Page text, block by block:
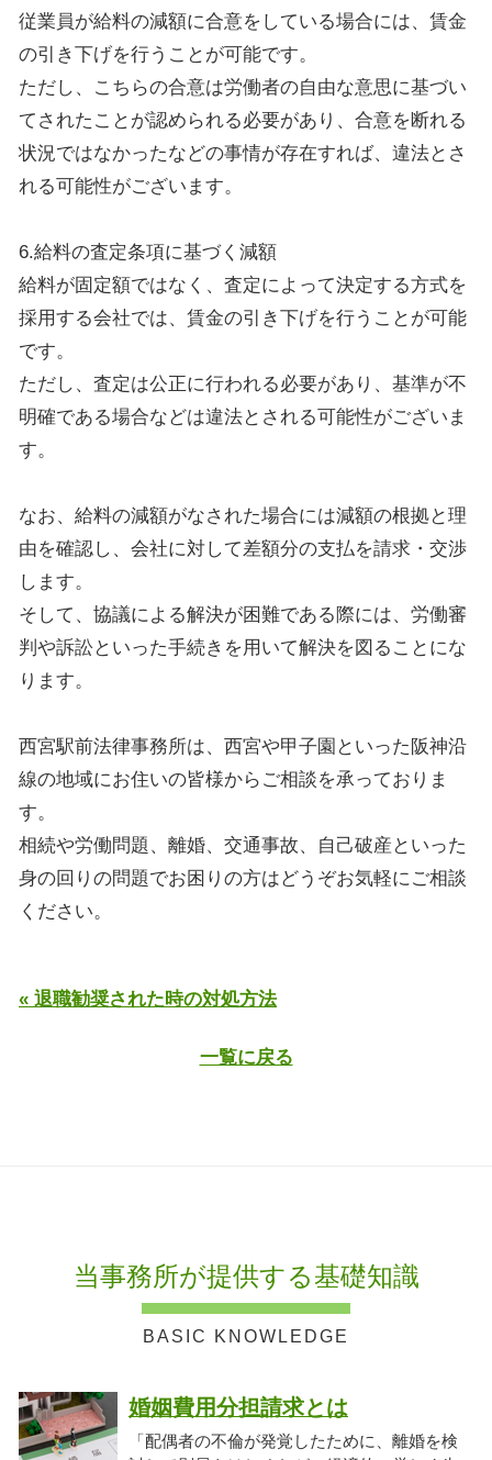
従業員が給料の減額に合意をしている場合には、賃金
の引き下げを行うことが可能です。
ただし、こちらの合意は労働者の自由な意思に基づい
てされたことが認められる必要があり、合意を断れる
状況ではなかったなどの事情が存在すれば、違法とさ
れる可能性がございます。
6.給料の査定条項に基づく減額
給料が固定額ではなく、査定によって決定する方式を
採用する会社では、賃金の引き下げを行うことが可能
です。
ただし、査定は公正に行われる必要があり、基準が不
明確である場合などは違法とされる可能性がございま
す。
なお、給料の減額がなされた場合には減額の根拠と理
由を確認し、会社に対して差額分の支払を請求・交渉
します。
そして、協議による解決が困難である際には、労働審
判や訴訟といった手続きを用いて解決を図ることにな
ります。
西宮駅前法律事務所は、西宮や甲子園といった阪神沿
線の地域にお住いの皆様からご相談を承っておりま
す。
相続や労働問題、離婚、交通事故、自己破産といった
身の回りの問題でお困りの方はどうぞお気軽にご相談
ください。
« 退職勧奨された時の対処方法
一覧に戻る
当事務所が提供する基礎知識
婚姻費用分担請求とは
「配偶者の不倫が発覚したために、離婚を検